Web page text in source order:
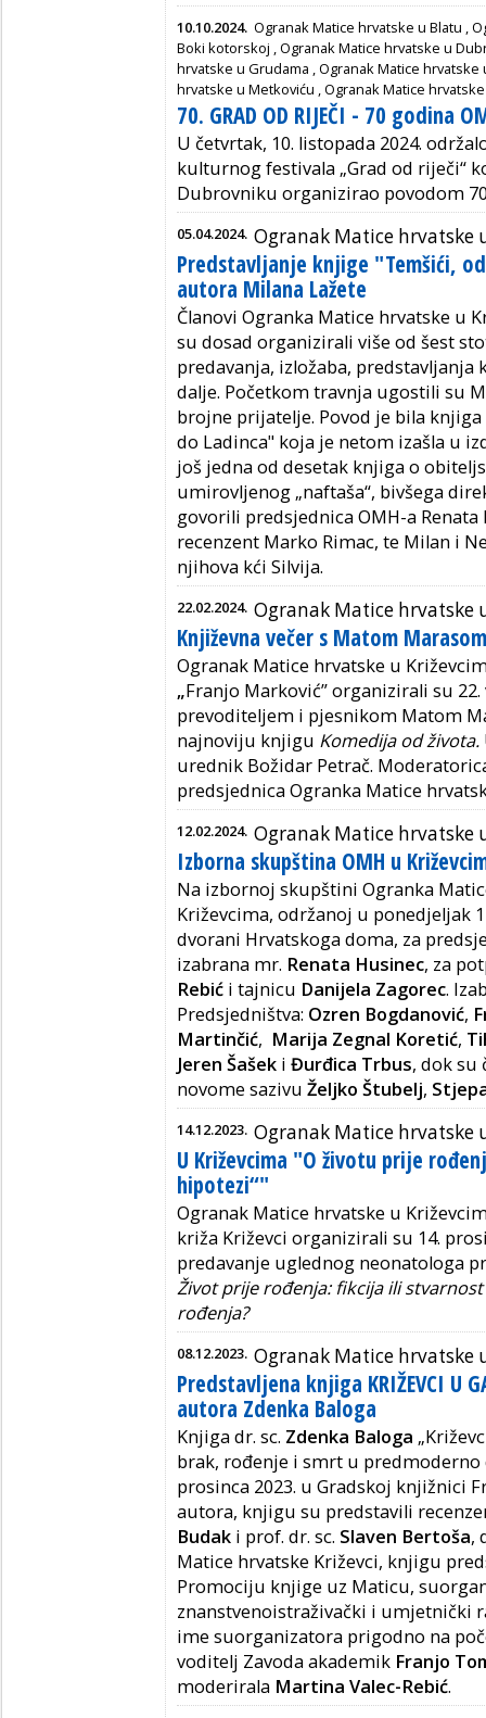
10.10.2024. Ogranak Matice hrvatske u Blatu ,
Boki kotorskoj ,Ogranak Matice hrvatske u
hrvatske u Grudama ,Ogranak Matice hrvatske
hrvatske u Metkoviću ,Ogranak Matice
70. GRAD OD RIJEČI - 70 godina
U četvrtak, 10. listopada 2024.
kulturnog festivala „Grad od riječi“
Dubrovniku organizirao povodom
05.04.2024. Ogranak Matice hrvatske
Predstavljanje knjige "Temšići,
autora Milana Lažete
Članovi Ogranka Matice hrvatske u
su dosad organizirali više od šest
predavanja, izložaba,
dalje. Početkom travnja ugostili su
brojne prijatelje. Povod je bila
do Ladinca" koja je netom izašla u
još jedna od desetak knjiga o
umirovljenog „naftaša“, bivšega
govorili predsjednica OMH-a
recenzent Marko Rimac, te Milan i
njihova kći Silvija.
22.02.2024. Ogranak Matice hrvatske
Književna večer s Matom Marasom
Ogranak Matice hrvatske u
„Franjo Marković” organizirali su
prevoditeljem i pjesnikom Matom
najnoviju knjigu Komedija od života.
urednik Božidar Petrač.
predsjednica Ogranka Matice
12.02.2024. Ogranak Matice hrvatske
Izborna skupština OMH u
Na izbornoj skupštini Ogranka
Križevcima, održanoj u ponedjeljak
dvorani Hrvatskoga doma, za
izabrana mr. Renata Husinec, za
Rebić i tajnicu Danijela Zagorec.
Predsjedništva: Ozren Bogdanović,
Martinčić, Marija Zegnal Koretić,
Jeren Šašek i Đurđica Trbus, dok su
novome sazivu Željko Štubelj,
14.12.2023. Ogranak Matice hrvatske
U Križevcima "O životu prije
hipotezi“"
Ogranak Matice hrvatske u
križa Križevci organizirali su 14.
predavanje uglednog neonatologa
Život prije rođenja: fikcija ili
rođenja?
08.12.2023. Ogranak Matice hrvatske
Predstavljena knjiga KRIŽEVCI U
autora Zdenka Baloga
Knjiga dr. sc. Zdenka Baloga
brak, rođenje i smrt u predmoderno
prosinca 2023. u Gradskoj knjižnici
autora, knjigu su predstavili
Budak i prof. dr. sc. Slaven Bertoša,
Matice hrvatske Križevci, knjigu
Promociju knjige uz Maticu,
znanstvenoistraživački i umjetnički
ime suorganizatora prigodno na
voditelj Zavoda akademik Franjo
moderirala Martina Valec-Rebić.